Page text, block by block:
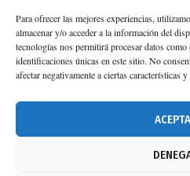
Para ofrecer las mejores experiencias,
almacenar y/o acceder a la información del
tecnologías nos permitirá procesar datos
identificaciones únicas en este sitio. No
afectar negativamente a ciertas características